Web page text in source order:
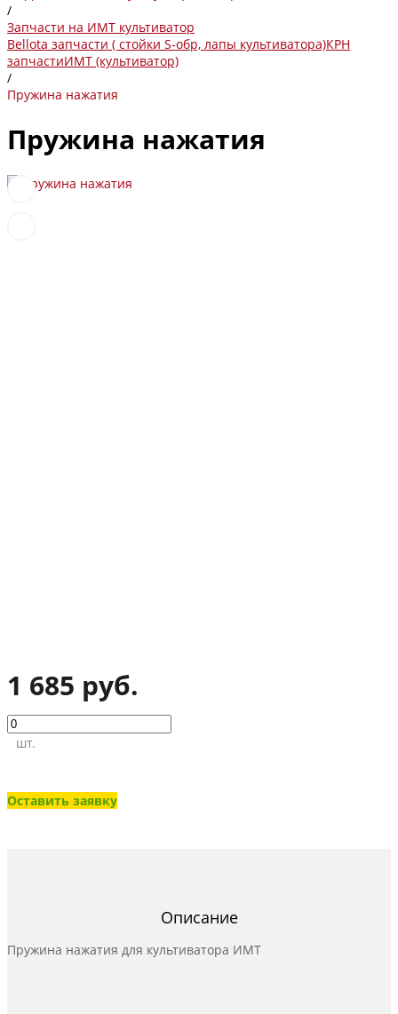
/
Запчасти на ИМТ культиватор
Bellota запчасти ( стойки S-обр, лапы культиватора)КРН
запчастиИМТ (культиватор)
/
Пружина нажатия
Пружина нажатия
1 685 руб.
шт.
Оставить заявку
Описание
Пружина нажатия для культиватора ИМТ